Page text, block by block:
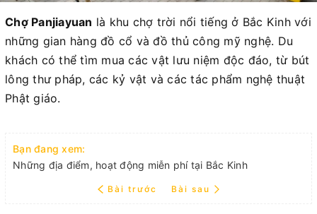
Chợ Panjiayuan là khu chợ trời nổi tiếng ở Bắc Kinh với
những gian hàng đồ cổ và đồ thủ công mỹ nghệ. Du
khách có thể tìm mua các vật lưu niệm độc đáo, từ bút
lông thư pháp, các kỷ vật và các tác phẩm nghệ thuật
Phật giáo.
Bạn đang xem:
Những địa điểm, hoạt động miễn phí tại Bắc Kinh
Bài trước Bài sau